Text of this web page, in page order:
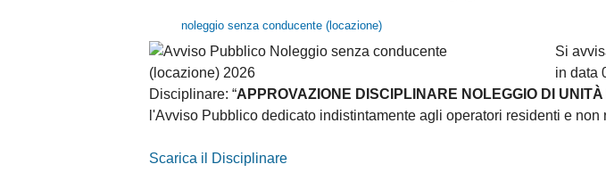
noleggio senza conducente (locazione)
Si
in data
Disciplinare: “APPROVAZIONE DISCIPLINARE NOLEGGIO DI
l'Avviso Pubblico dedicato indistintamente agli operatori residenti e non
Scarica il Disciplinare